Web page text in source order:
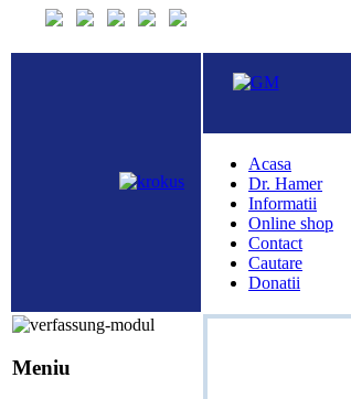
Acasa
Dr. Hamer
Informatii
Online shop
Contact
Cautare
Donatii
Meniu